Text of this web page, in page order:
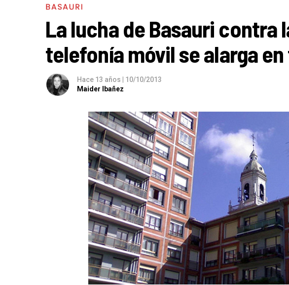
BASAURI
La lucha de Basauri contra
telefonía móvil se alarga
Hace 13 años | 10/10/2013
Maider Ibañez